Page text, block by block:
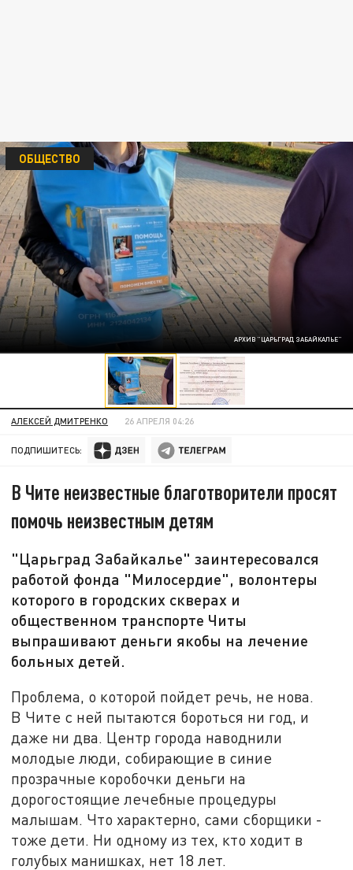
АРХИВ "ЦАРЬГРАД ЗАБАЙКАЛЬЕ"
ОБЩЕСТВО
АЛЕКСЕЙ ДМИТРЕНКО 26 АПРЕЛЯ 04:26
ПОДПИШИТЕСЬ:
В Чите неизвестные благотворители просят
помочь неизвестным детям
"Царьград Забайкалье" заинтересовался
работой фонда "Милосердие", волонтеры
которого в городских скверах и
общественном транспорте Читы
выпрашивают деньги якобы на лечение
больных детей.
Проблема, о которой пойдет речь, не нова.
В Чите с ней пытаются бороться ни год, и
даже ни два. Центр города наводнили
молодые люди, собирающие в синие
прозрачные коробочки деньги на
дорогостоящие лечебные процедуры
малышам. Что характерно, сами сборщики -
тоже дети. Ни одному из тех, кто ходит в
голубых манишках, нет 18 лет.